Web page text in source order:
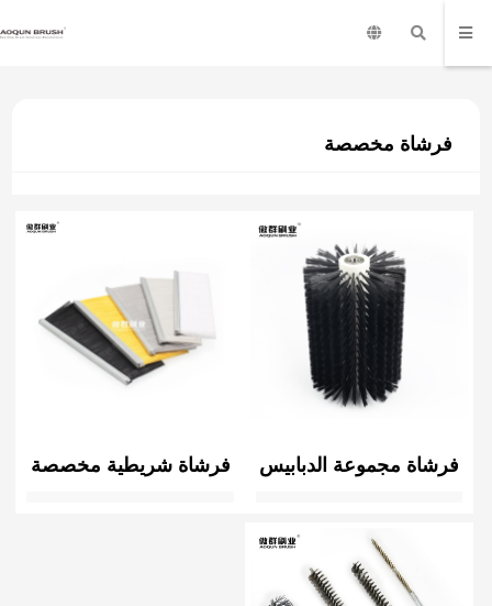
فرشاة مخصصة
فرشاة مجموعة الدبابيس
فرشاة شريطية مخصصة